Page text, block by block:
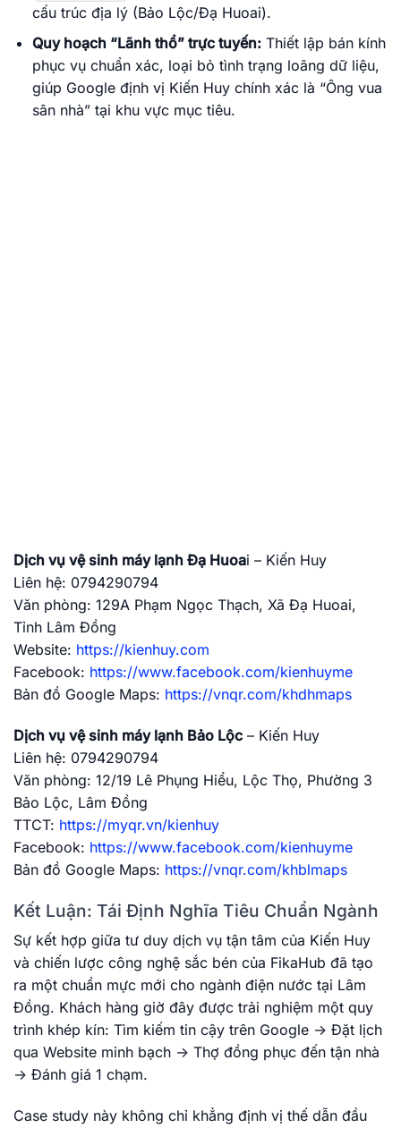
cấu trúc địa lý (Bảo Lộc/Đạ Huoai).
Quy hoạch “Lãnh thổ” trực tuyến:Thiết lập bán kính
phục vụ chuẩn xác, loại bỏ tình trạng loãng dữ liệu,
giúp Google định vị Kiến Huy chính xác là “Ông vua
sân nhà” tại khu vực mục tiêu.
Dịch vụ vệ sinh máy lạnh Đạ Huoai – Kiến Huy
Liên hệ: ‭0794290794
Văn phòng: 129A Phạm Ngọc Thạch, Xã Đạ Huoai,
Tỉnh Lâm Đồng
Website: https://kienhuy.com
Facebook: https://www.facebook.com/kienhuyme
Bản đồ Google Maps: https://vnqr.com/khdhmaps
Dịch vụ vệ sinh máy lạnh Bảo Lộc – Kiến Huy
Liên hệ: ‭0794290794
Văn phòng: 12/19 Lê Phụng Hiểu, Lộc Thọ, Phường 3
Bảo Lộc, Lâm Đồng
TTCT: https://myqr.vn/kienhuy
Facebook: https://www.facebook.com/kienhuyme
Bản đồ Google Maps: https://vnqr.com/khblmaps
Kết Luận: Tái Định Nghĩa Tiêu Chuẩn Ngành
Sự kết hợp giữa tư duy dịch vụ tận tâm của Kiến Huy
và chiến lược công nghệ sắc bén của FikaHub đã tạo
ra một chuẩn mực mới cho ngành điện nước tại Lâm
Đồng. Khách hàng giờ đây được trải nghiệm một quy
trình khép kín: Tìm kiếm tin cậy trên Google -> Đặt lịch
qua Website minh bạch -> Thợ đồng phục đến tận nhà
-> Đánh giá 1 chạm.
Case study này không chỉ khẳng định vị thế dẫn đầu